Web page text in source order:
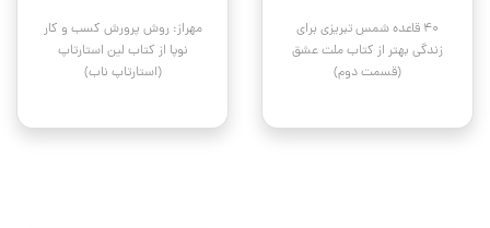
۴۰ قاعده شمس تبریزی برای
زندگی بهتر از کتاب ملت عشق
(قسمت دوم)
مهراز: روش پرورش کسب و کار
نوپا از کتاب لین استارتاپ
(استارتاپ ناب)